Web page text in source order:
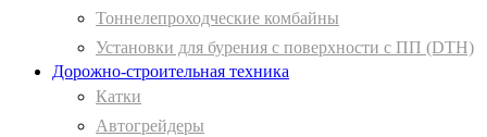
Тоннелепроходческие комбайны
Установки для бурения с поверхности с ПП (DTH)
Дорожно-строительная техника
Катки
Автогрейдеры